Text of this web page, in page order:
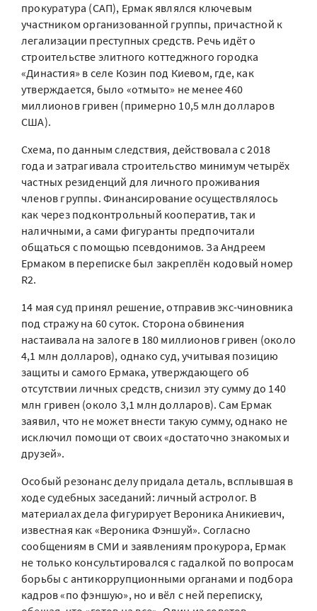
прокуратура (САП), Ермак являлся ключевым
участником организованной группы, причастной к
легализации преступных средств. Речь идёт о
строительстве элитного коттеджного городка
«Династия» в селе Козин под Киевом, где, как
утверждается, было «отмыто» не менее 460
миллионов гривен (примерно 10,5 млн долларов
США).
Схема, по данным следствия, действовала с 2018
года и затрагивала строительство минимум четырёх
частных резиденций для личного проживания
членов группы. Финансирование осуществлялось
как через подконтрольный кооператив, так и
наличными, а сами фигуранты предпочитали
общаться с помощью псевдонимов. За Андреем
Ермаком в переписке был закреплён кодовый номер
R2.
14 мая суд принял решение, отправив экс-чиновника
под стражу на 60 суток. Сторона обвинения
настаивала на залоге в 180 миллионов гривен (около
4,1 млн долларов), однако суд, учитывая позицию
защиты и самого Ермака, утверждающего об
отсутствии личных средств, снизил эту сумму до 140
млн гривен (около 3,1 млн долларов). Сам Ермак
заявил, что не может внести такую сумму, однако не
исключил помощи от своих «достаточно знакомых и
друзей».
Особый резонанс делу придала деталь, всплывшая в
ходе судебных заседаний: личный астролог. В
материалах дела фигурирует Вероника Аникиевич,
известная как «Вероника Фэншуй». Согласно
сообщениям в СМИ и заявлениям прокурора, Ермак
не только консультировался с гадалкой по вопросам
борьбы с антикоррупционными органами и подбора
кадров «по фэншую», но и вёл с ней переписку,